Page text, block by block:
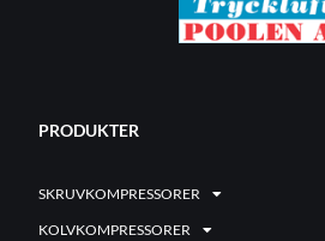
PRODUKTER
SKRUVKOMPRESSORER
KOLVKOMPRESSORER